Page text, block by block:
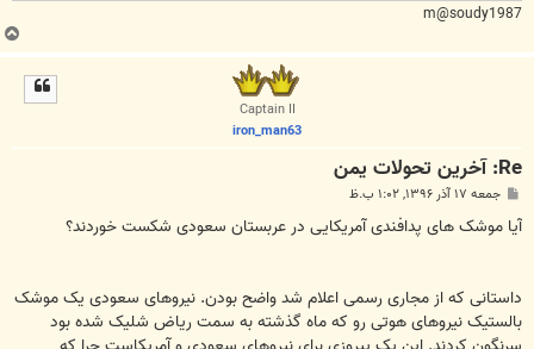
m@soudy1987
ب
ا
Captain II
iron_man63
Re: آخرین تحولات یمن
پ
ت
جمعه ۱۷ آذر ۱۳۹۶, ۱:۰۲ ب.ظ
آیا موشک های پدافندی آمریکایی در عربستان سعودی شکست خوردند؟
داستانی که از مجاری رسمی اعلام شد واضح بودن. نیروهای سعودی یک موشک
بالستیک نیروهای هوتی رو که ماه گذشته به سمت ریاض شلیک شده بود